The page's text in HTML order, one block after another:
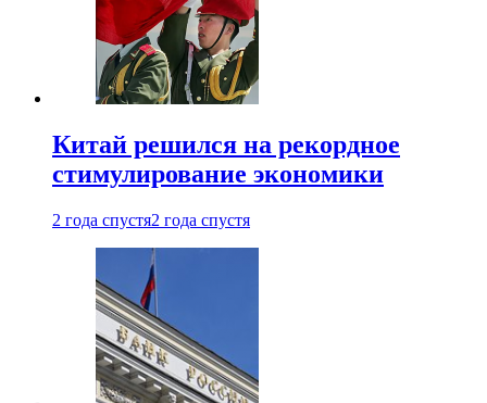
Китай решился на рекордное
стимулирование экономики
2 года спустя2 года спустя